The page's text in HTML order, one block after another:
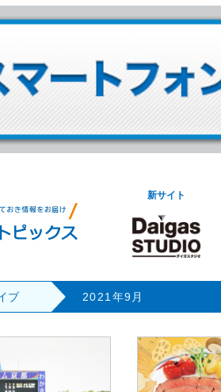
新サイト
ブ 2021年9月